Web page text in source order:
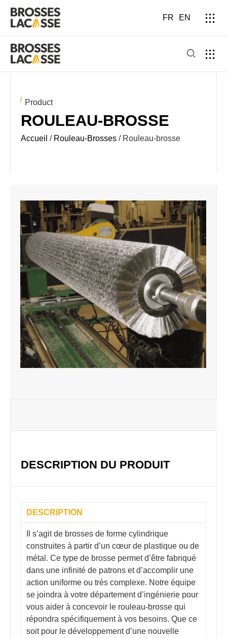
FR EN
Product
ROULEAU­-BROSSE
Accueil / Rouleau-Brosses / Rouleau­-brosse
DESCRIPTION DU PRODUIT
DESCRIPTION
Il s’agit de brosses de forme cylindrique
construites à partir d’un cœur de plastique ou de
métal. Ce type de brosse permet d’être fabriqué
dans une infinité de patrons et d’accomplir une
action uniforme ou très complexe. Notre équipe
se joindra à votre département d’ingénierie pour
vous aider à concevoir le rouleau-brosse qui
répondra spécifiquement à vos besoins. Que ce
soit pour le développement d’une nouvelle